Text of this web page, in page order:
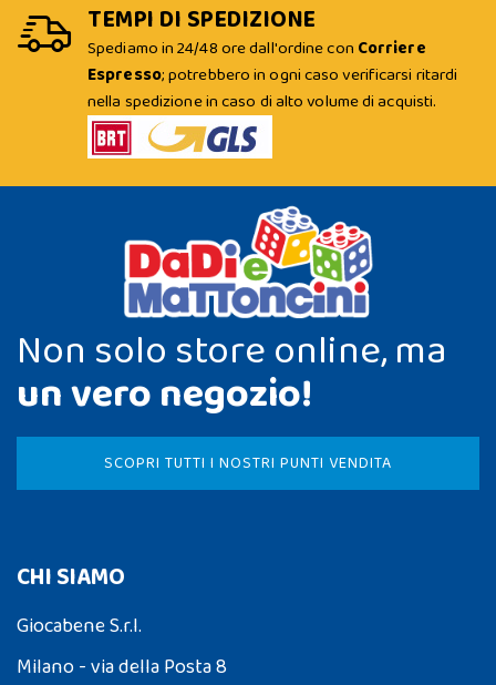
TEMPI DI SPEDIZIONE
Spediamo in 24/48 ore dall'ordine con Corriere
Espresso; potrebbero in ogni caso verificarsi ritardi
nella spedizione in caso di alto volume di acquisti.
Non solo store online, ma
un vero negozio!
SCOPRI TUTTI I NOSTRI PUNTI VENDITA
CHI SIAMO
Giocabene S.r.l.
Milano - via della Posta 8